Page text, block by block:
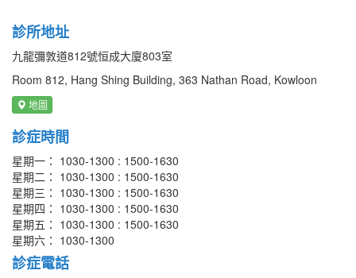
診所地址
九龍彌敦道812號恒成大廈803室
Room 812, Hang Shing Building, 363 Nathan Road, Kowloon
地圖
診症時間
星期一： 1030-1300 : 1500-1630
星期二： 1030-1300 : 1500-1630
星期三： 1030-1300 : 1500-1630
星期四： 1030-1300 : 1500-1630
星期五： 1030-1300 : 1500-1630
星期六： 1030-1300
診症電話